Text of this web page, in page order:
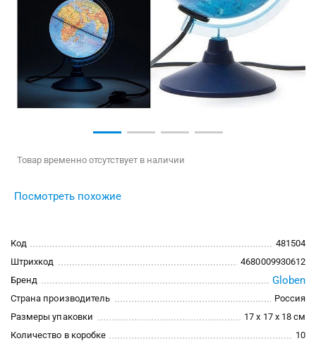
Товар временно отсутствует в наличии
Посмотреть похожие
Код
481504
Штрихкод
4680009930612
Бренд
Globen
Страна производитель
Россия
Размеры упаковки
17 x 17 x 18 см
Количество в коробке
10